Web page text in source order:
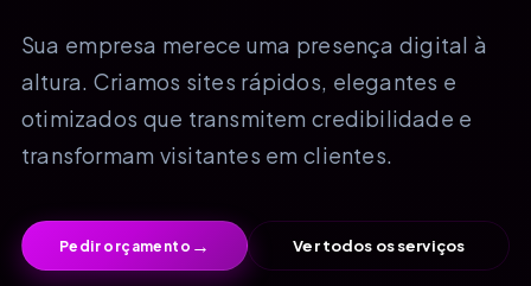
Sua empresa merece uma presença digital à
altura. Criamos sites rápidos, elegantes e
otimizados que transmitem credibilidade e
transformam visitantes em clientes.
Pedir orçamento → Ver todos os serviços